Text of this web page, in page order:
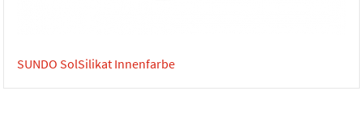
SUNDO SolSilikat Innenfarbe